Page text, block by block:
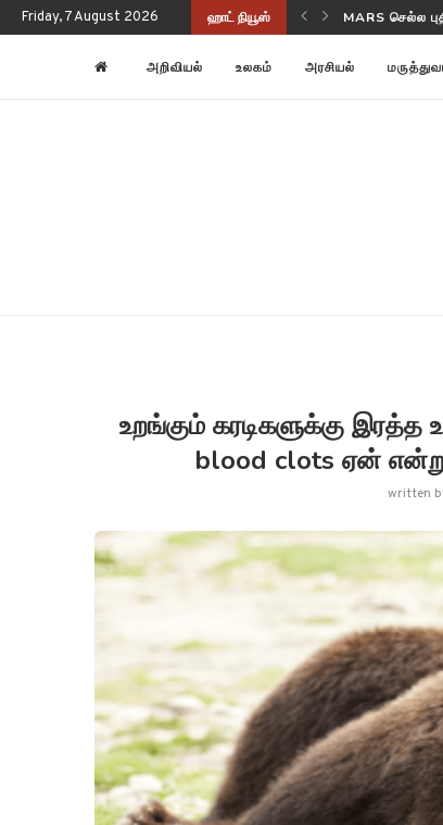
Friday, 7 August 2026 ஹாட் நியூஸ் NASA-ISRO
அறிவியல் உலகம் அரசியல்
உறங்கும் கரடிகளுக்கு இரத்த
blood clots ஏன்
written